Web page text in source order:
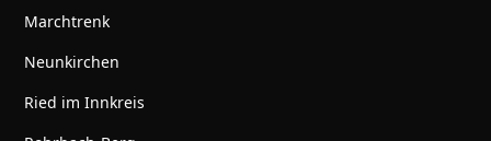
Marchtrenk
Neunkirchen
Ried im Innkreis